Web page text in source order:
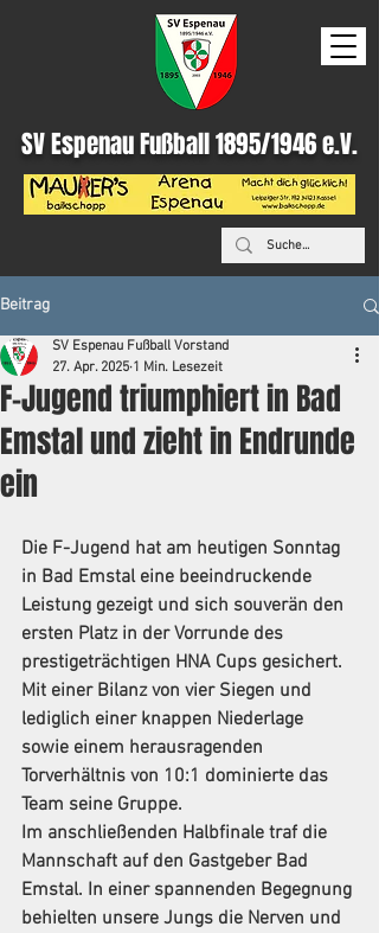
SV Espenau Fußball 1895/1946 e.V.
Beitrag
F-Jugend triumphiert in Bad
Emstal und zieht in Endrunde
ein
SV Espenau Fußball Vorstand
27. Apr. 2025 1 Min. Lesezeit
Die F-Jugend hat am heutigen Sonntag
in Bad Emstal eine beeindruckende
Leistung gezeigt und sich souverän den
ersten Platz in der Vorrunde des
prestigeträchtigen HNA Cups gesichert.
Mit einer Bilanz von vier Siegen und
lediglich einer knappen Niederlage
sowie einem herausragenden
Torverhältnis von 10:1 dominierte das
Team seine Gruppe.
Im anschließenden Halbfinale traf die
Mannschaft auf den Gastgeber Bad
Emstal. In einer spannenden Begegnung
behielten unsere Jungs die Nerven und